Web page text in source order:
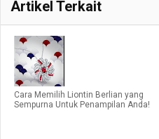
Artikel Terkait
Cara Memilih Liontin Berlian yang
Sempurna Untuk Penampilan Anda!